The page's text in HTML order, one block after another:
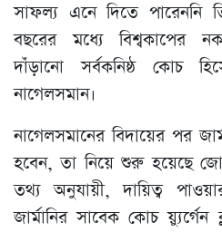
সাফল্য এনে দিতে পারেননি
বছরের মধ্যে বিশ্বকাপের
দাঁড়ানো সর্বকনিষ্ঠ কোচ
নাগেলসমান।
নাগেলসমানের বিদায়ের পর
হবেন, তা নিয়ে শুরু হয়েছে
তথ্য অনুযায়ী, দায়িত্ব
জার্মানির সাবেক কোচ